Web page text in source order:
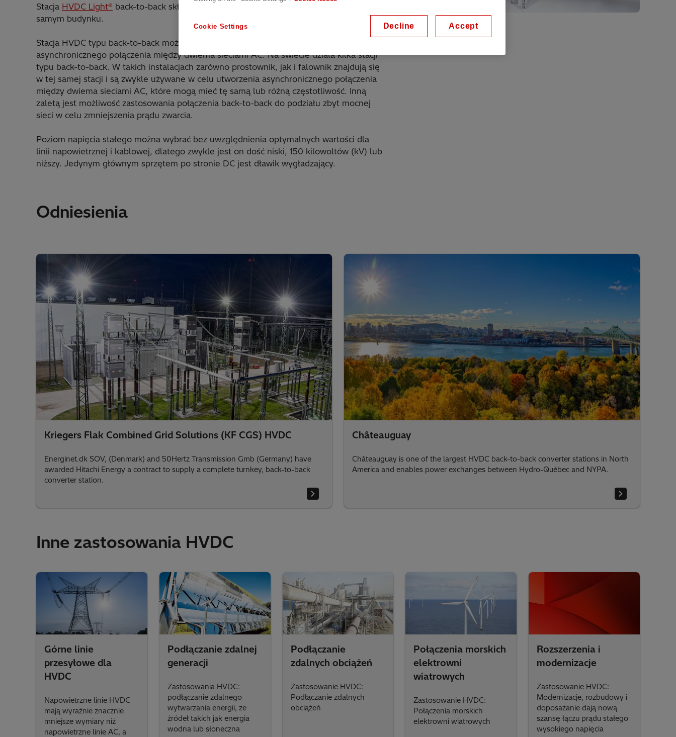
Stacja HVDC Light® back-to-back składa się z dwóch przetwornic znajdujących się w tym
samym budynku.
Stacja HVDC typu back-to-back może być wykorzystana do utworzenia
asynchronicznego połączenia między dwiema sieciami AC. Na świecie działa kilka stacji
typu back-to-back. W takich instalacjach zarówno prostownik, jak i falownik znajdują się
w tej samej stacji i są zwykle używane w celu utworzenia asynchronicznego połączenia
między dwiema sieciami AC, które mogą mieć tę samą lub różną częstotliwość. Inną
zaletą jest możliwość zastosowania połączenia back-to-back do podziału zbyt mocnej
sieci w celu zmniejszenia prądu zwarcia.
Poziom napięcia stałego można wybrać bez uwzględnienia optymalnych wartości dla
linii napowietrznej i kablowej, dlatego zwykle jest on dość niski, 150 kilowoltów (kV) lub
niższy. Jedynym głównym sprzętem po stronie DC jest dławik wygładzający.
Odniesienia
Kriegers Flak Combined Grid Solutions (KF CGS) HVDC
Energinet.dk SOV, (Denmark) and 50Hertz Transmission Gmb (Germany) have
awarded Hitachi Energy a contract to supply a complete turnkey, back-to-back
converter station.
Châteauguay
Châteauguay is one of the largest HVDC back-to-back converter stations in North
America and enables power exchanges between Hydro-Québec and NYPA.
Inne zastosowania HVDC
Górne linie
przesyłowe dla
HVDC
Napowietrzne linie HVDC
mają wyraźnie znacznie
mniejsze wymiary niż
napowietrzne linie AC, a
Podłączanie zdalnej
generacji
Zastosowania HVDC:
podłączanie zdalnego
wytwarzania energii, ze
źródeł takich jak energia
wodna lub słoneczna
Podłączanie
zdalnych obciążeń
Zastosowanie HVDC:
Podłączanie zdalnych
obciążeń
Połączenia morskich
elektrowni
wiatrowych
Zastosowanie HVDC:
Połączenia morskich
elektrowni wiatrowych
Rozszerzenia i
modernizacje
Zastosowanie HVDC:
Modernizacje, rozbudowy i
doposażanie dają nową
szansę łączu prądu stałego
wysokiego napięcia
Cookie Settings Decline Accept